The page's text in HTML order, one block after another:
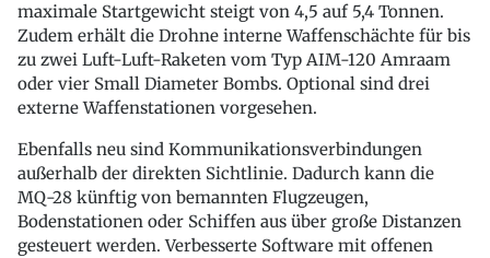
maximale Startgewicht steigt von 4,5 auf 5,4 Tonnen.
Zudem erhält die Drohne interne Waffenschächte für bis
zu zwei Luft-Luft-Raketen vom Typ AIM-120 Amraam
oder vier Small Diameter Bombs. Optional sind drei
externe Waffenstationen vorgesehen.
Ebenfalls neu sind Kommunikationsverbindungen
außerhalb der direkten Sichtlinie. Dadurch kann die
MQ-28 künftig von bemannten Flugzeugen,
Bodenstationen oder Schiffen aus über große Distanzen
gesteuert werden. Verbesserte Software mit offenen